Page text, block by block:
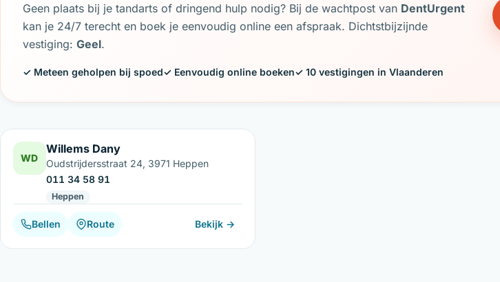
Geen plaats bij je tandarts of dringend hulp nodig? Bij de wachtpost van DentUrgent
kan je 24/7 terecht en boek je eenvoudig online een afspraak. Dichtstbijzijnde
vestiging: Geel.
✓ Meteen geholpen bij spoed✓ Eenvoudig online boeken✓ 10 vestigingen in Vlaanderen
WD
Willems Dany
Oudstrijdersstraat 24, 3971 Heppen
011 34 58 91
Heppen
Bellen Route Bekijk →